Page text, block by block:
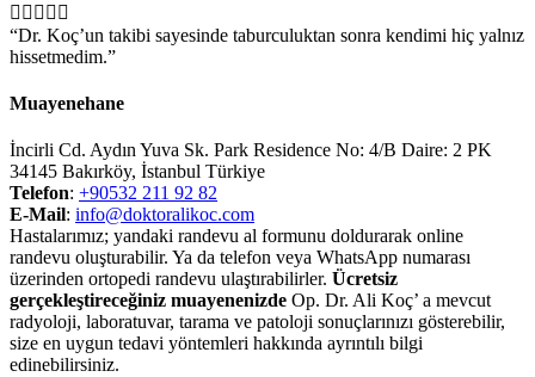
    
“Dr. Koç’un takibi sayesinde taburculuktan sonra kendimi hiç yalnız
hissetmedim.”
Muayenehane
İncirli Cd. Aydın Yuva Sk. Park Residence No: 4/B Daire: 2 PK
34145 Bakırköy, İstanbul Türkiye
Telefon: +90532 211 92 82
E-Mail: info@doktoralikoc.com
Hastalarımız; yandaki randevu al formunu doldurarak online
randevu oluşturabilir. Ya da telefon veya WhatsApp numarası
üzerinden ortopedi randevu ulaştırabilirler. Ücretsiz
gerçekleştireceğiniz muayenenizde Op. Dr. Ali Koç’ a mevcut
radyoloji, laboratuvar, tarama ve patoloji sonuçlarınızı gösterebilir,
size en uygun tedavi yöntemleri hakkında ayrıntılı bilgi
edinebilirsiniz.